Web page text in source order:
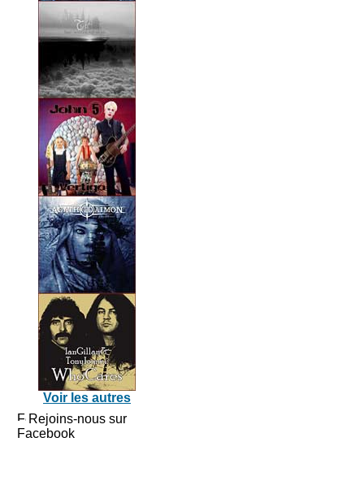
Voir les autres
Rejoins-nous sur
Facebook